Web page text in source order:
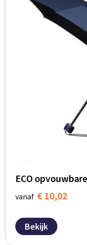
ECO
vanaf € 10,02
Bekijk